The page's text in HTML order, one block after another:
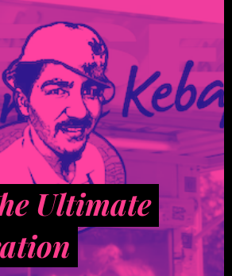
Ultimate